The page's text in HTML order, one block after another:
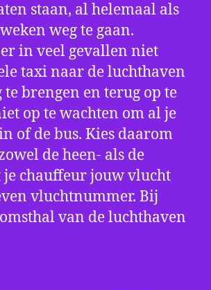
staan, al helemaal als
weg te gaan.
in veel gevallen niet
taxi naar de luchthaven
brengen en terug op te
op te wachten om al je
of de bus. Kies daarom
de heen- als de
je chauffeur jouw vlucht
vluchtnummer. Bij
van de luchthaven